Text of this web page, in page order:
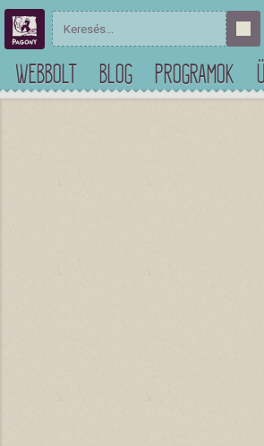
WEBBOLT BLOG PROGRAMOK